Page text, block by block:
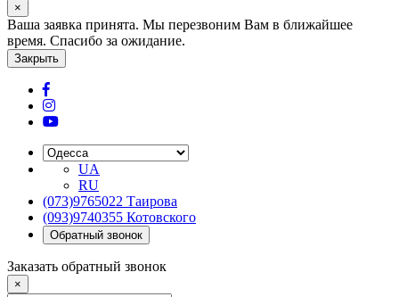
×
Ваша заявка принята. Мы перезвоним Вам в ближайшее
время. Спасибо за ожидание.
Закрыть
UA
RU
(073)9765022 Таирова
(093)9740355 Котовского
Обратный звонок
Заказать обратный звонок
×